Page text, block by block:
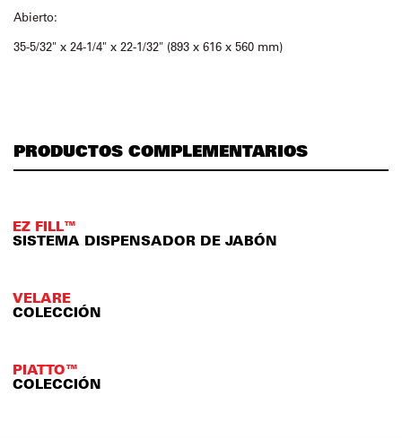
Abierto:
35-5/32" x 24-1/4" x 22-1/32" (893 x 616 x 560 mm)
PRODUCTOS COMPLEMENTARIOS
EZ FILL™
SISTEMA DISPENSADOR DE JABÓN
VELARE
COLECCIÓN
PIATTO™
COLECCIÓN